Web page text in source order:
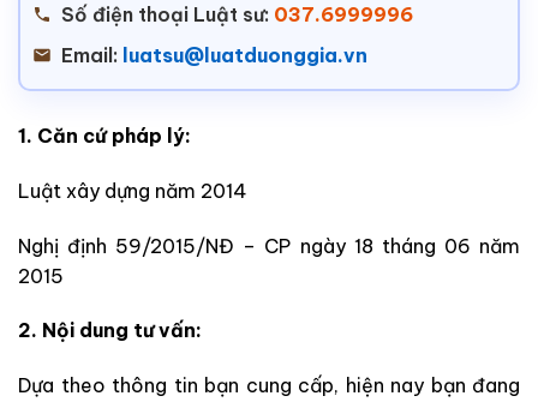
Số điện thoại Luật sư: 037.6999996
Email: luatsu@luatduonggia.vn
1. Căn cứ pháp lý:
Luật xây dựng năm 2014
Nghị định 59/2015/NĐ – CP ngày 18 tháng 06 năm
2015
2. Nội dung tư vấn:
Dựa theo thông tin bạn cung cấp, hiện nay bạn đang